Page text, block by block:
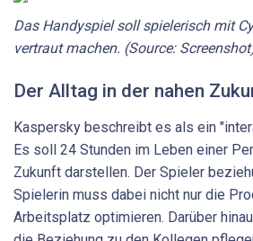
Das Handyspiel soll spielerisch mit
vertraut machen. (Source:
Der Alltag in der nahen
Kaspersky beschreibt es als ein
Es soll 24 Stunden im Leben einer
Zukunft darstellen. Der Spieler
Spielerin muss dabei nicht nur die
Arbeitsplatz optimieren. Darüber